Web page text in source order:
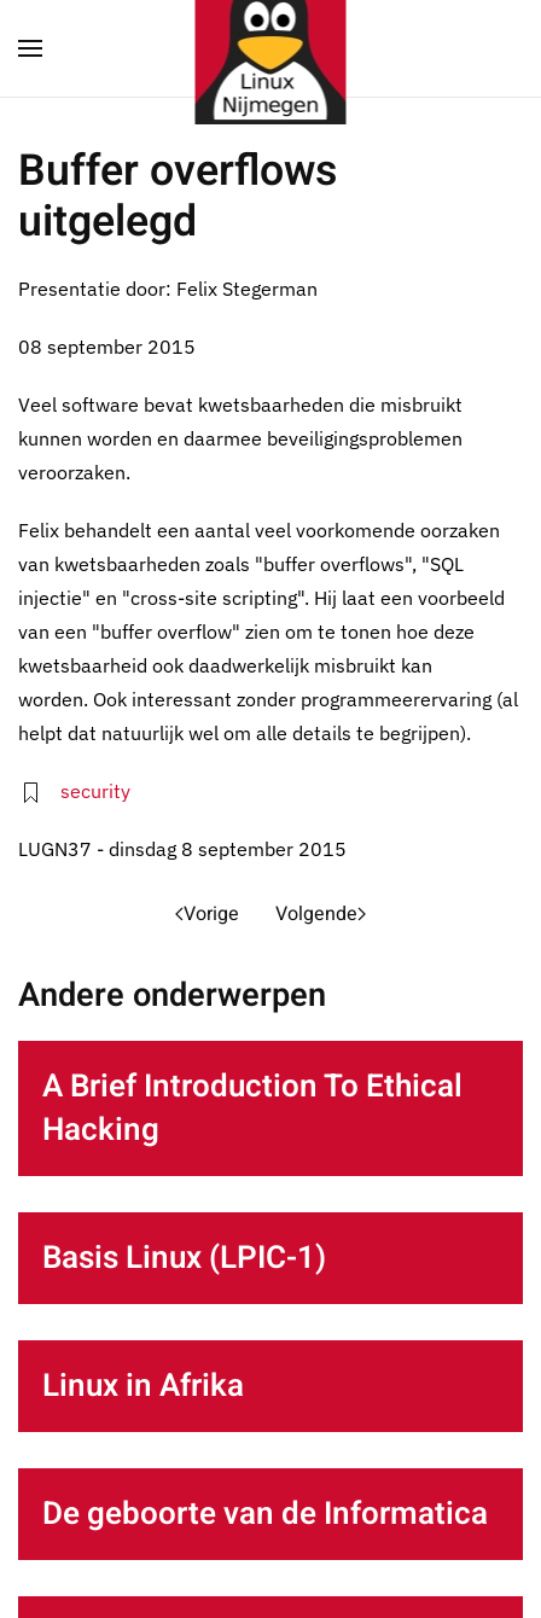
Terug naar hoofdinhoud
Buffer overflows
uitgelegd
Presentatie door: Felix Stegerman
08 september 2015
Veel software bevat kwetsbaarheden die misbruikt
kunnen worden en daarmee beveiligingsproblemen
veroorzaken.
Felix behandelt een aantal veel voorkomende oorzaken
van kwetsbaarheden zoals "buffer overflows", "SQL
injectie" en "cross-site scripting". Hij laat een voorbeeld
van een "buffer overflow" zien om te tonen hoe deze
kwetsbaarheid ook daadwerkelijk misbruikt kan
worden. Ook interessant zonder programmeerervaring (al
helpt dat natuurlijk wel om alle details te begrijpen).
security
LUGN37 - dinsdag 8 september 2015
Vorige Volgende
Andere onderwerpen
A Brief Introduction To Ethical
Hacking
Basis Linux (LPIC-1)
Linux in Afrika
De geboorte van de Informatica